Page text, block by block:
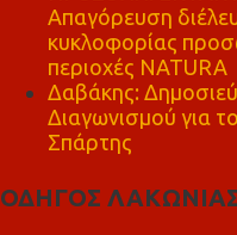
Απαγόρευση
κυκλοφορίας
περιοχές NATURA
Δαβάκης:
Διαγωνισμού για
Σπάρτης
ΟΔΗΓΟΣ